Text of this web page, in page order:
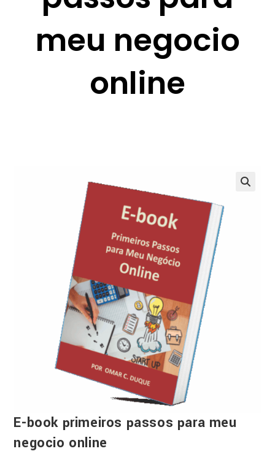
meu negocio
online
E-book primeiros passos para meu
negocio online